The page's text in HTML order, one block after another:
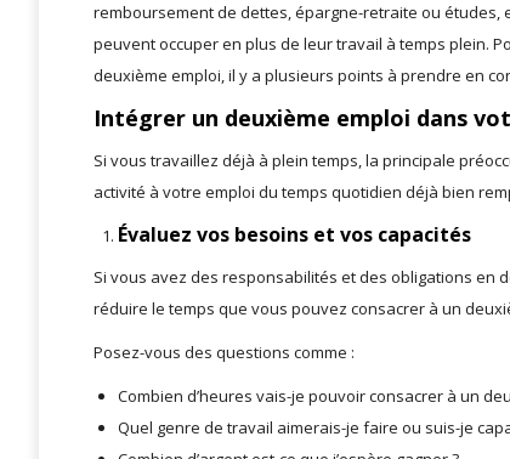
remboursement de dettes, épargne-retraite ou études,
peuvent occuper en plus de leur travail à temps plein.
deuxième emploi, il y a plusieurs points à prendre en
Intégrer un deuxième emploi dans
Si vous travaillez déjà à plein temps, la principale
activité à votre emploi du temps quotidien déjà bien
Évaluez vos besoins et vos capacités
Si vous avez des responsabilités et des obligations en
réduire le temps que vous pouvez consacrer à un
Posez-vous des questions comme :
Combien d’heures vais-je pouvoir consacrer à un
Quel genre de travail aimerais-je faire ou suis-je